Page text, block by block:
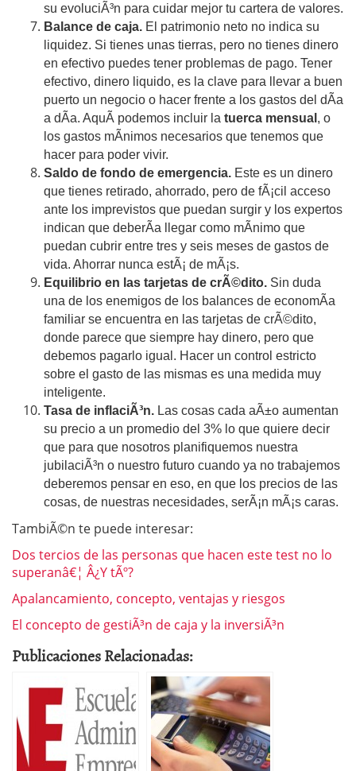
su evoluciÃ³n para cuidar mejor tu cartera de valores.
Balance de caja. El patrimonio neto no indica su
liquidez. Si tienes unas tierras, pero no tienes dinero
en efectivo puedes tener problemas de pago. Tener
efectivo, dinero liquido, es la clave para llevar a buen
puerto un negocio o hacer frente a los gastos del dÃ­a
a dÃ­a. AquÃ­ podemos incluir la tuerca mensual , o
los gastos mÃ­nimos necesarios que tenemos que
hacer para poder vivir.
Saldo de fondo de emergencia. Este es un dinero
que tienes retirado, ahorrado, pero de fÃ¡cil acceso
ante los imprevistos que puedan surgir y los expertos
indican que deberÃ­a llegar como mÃ­nimo que
puedan cubrir entre tres y seis meses de gastos de
vida. Ahorrar nunca estÃ¡ de mÃ¡s.
Equilibrio en las tarjetas de crÃ©dito. Sin duda
una de los enemigos de los balances de economÃ­a
familiar se encuentra en las tarjetas de crÃ©dito,
donde parece que siempre hay dinero, pero que
debemos pagarlo igual. Hacer un control estricto
sobre el gasto de las mismas es una medida muy
inteligente.
Tasa de inflaciÃ³n. Las cosas cada aÃ±o aumentan
su precio a un promedio del 3% lo que quiere decir
que para que nosotros planifiquemos nuestra
jubilaciÃ³n o nuestro futuro cuando ya no trabajemos
deberemos pensar en eso, en que los precios de las
cosas, de nuestras necesidades, serÃ¡n mÃ¡s caras.
TambiÃ©n te puede interesar:
Dos tercios de las personas que hacen este test no lo
superanâ€¦ Â¿Y tÃº?
Apalancamiento, concepto, ventajas y riesgos
El concepto de gestiÃ³n de caja y la inversiÃ³n
Publicaciones Relacionadas: